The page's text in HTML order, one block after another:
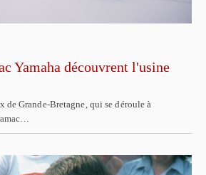
Yamaha découvrent l'usine
de Grande-Bretagne, qui se déroule à